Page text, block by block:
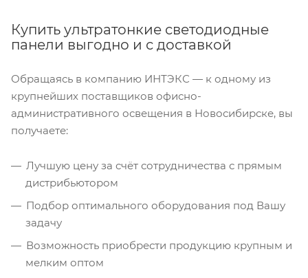
Купить ультратонкие светодиодные
панели выгодно и с доставкой
Обращаясь в компанию ИНТЭКС — к одному из
крупнейших поставщиков офисно-
административного освещения в Новосибирске, вы
получаете:
Лучшую цену за счёт сотрудничества с прямым
дистрибьютором
Подбор оптимального оборудования под Вашу
задачу
Возможность приобрести продукцию крупным и
мелким оптом